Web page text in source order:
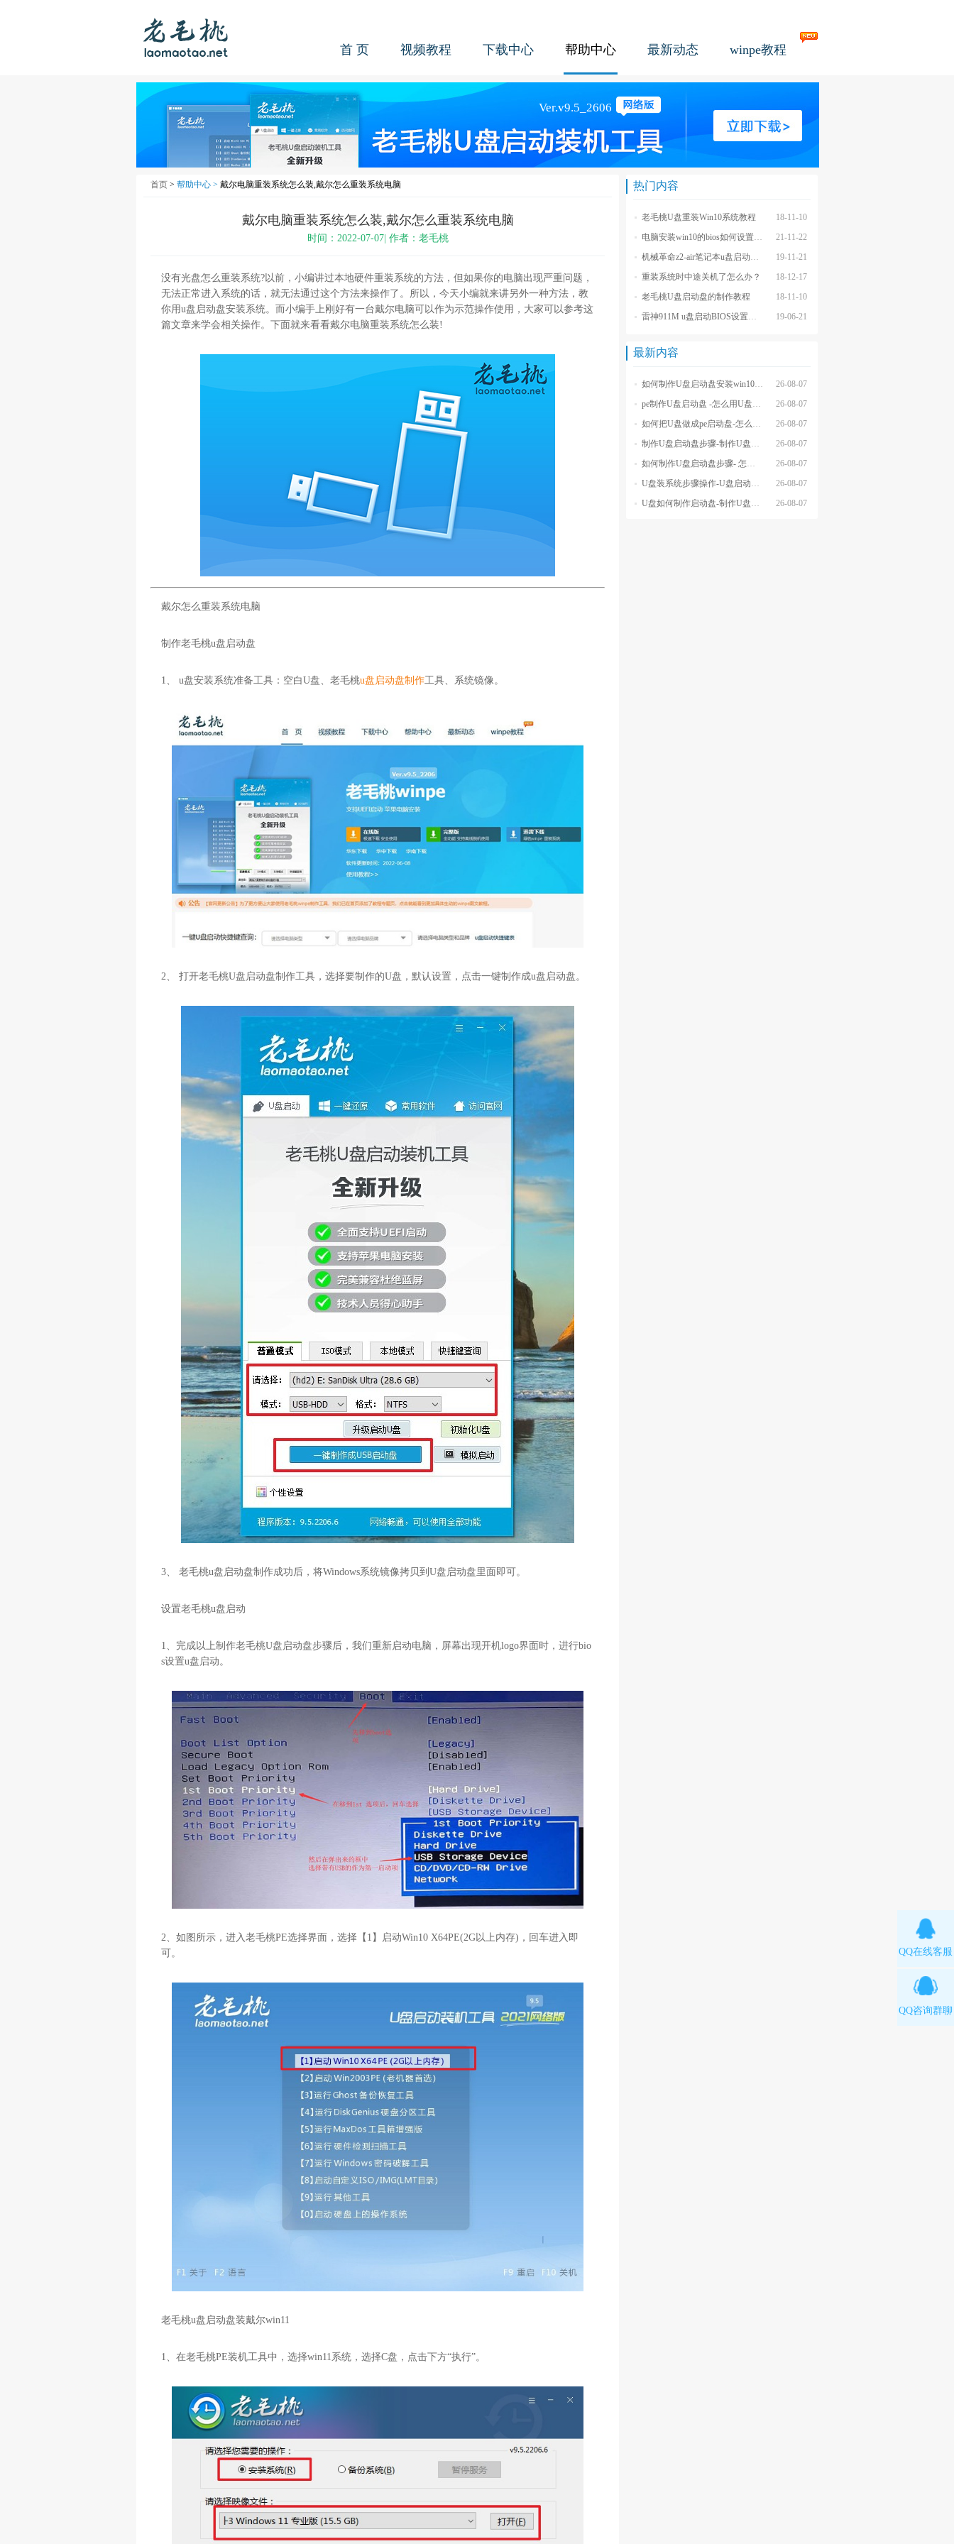
首 页 视频教程 下载中心 帮助中心 最新动态 winpe教程
首页 > 帮助中心 > 戴尔电脑重装系统怎么装,戴尔怎么重装系统电脑
戴尔电脑重装系统怎么装,戴尔怎么重装系统电脑
时间：2022-07-07| 作者：老毛桃
没有光盘怎么重装系统?以前，小编讲过本地硬件重装系统的方法，但如果你的电脑出现严重问题，
无法正常进入系统的话，就无法通过这个方法来操作了。所以，今天小编就来讲另外一种方法，教
你用u盘启动盘安装系统。而小编手上刚好有一台戴尔电脑可以作为示范操作使用，大家可以参考这
篇文章来学会相关操作。下面就来看看戴尔电脑重装系统怎么装!
戴尔怎么重装系统电脑
制作老毛桃u盘启动盘
1、 u盘安装系统准备工具：空白U盘、老毛桃u盘启动盘制作工具、系统镜像。
2、 打开老毛桃U盘启动盘制作工具，选择要制作的U盘，默认设置，点击一键制作成u盘启动盘。
3、 老毛桃u盘启动盘制作成功后，将Windows系统镜像拷贝到U盘启动盘里面即可。
设置老毛桃u盘启动
1、完成以上制作老毛桃U盘启动盘步骤后，我们重新启动电脑，屏幕出现开机logo界面时，进行bio
s设置u盘启动。
2、如图所示，进入老毛桃PE选择界面，选择【1】启动Win10 X64PE(2G以上内存)，回车进入即
可。
老毛桃u盘启动盘装戴尔win11
1、在老毛桃PE装机工具中，选择win11系统，选择C盘，点击下方“执行”。
热门内容
18-11-10
老毛桃U盘重装Win10系统教程
21-11-22
电脑安装win10的bios如何设置u盘图文教程
19-11-21
机械革命z2-air笔记本u盘启动BIOS设置教程
18-12-17
重装系统时中途关机了怎么办？
18-11-10
老毛桃U盘启动盘的制作教程
19-06-21
雷神911M u盘启动BIOS设置教程
最新内容
26-08-07
如何制作U盘启动盘安装win10系统-怎么制作U盘启动盘安装win10系
26-08-07
pe制作U盘启动盘 -怎么用U盘制作pe系统启动盘
26-08-07
如何把U盘做成pe启动盘-怎么把U盘做成pe启动盘
26-08-07
制作U盘启动盘步骤-制作U盘启动盘详细方法
26-08-07
如何制作U盘启动盘步骤- 怎么制作U盘启动盘步骤
26-08-07
U盘装系统步骤操作-U盘启动重装系统步骤
26-08-07
U盘如何制作启动盘-制作U盘启动盘重装
QQ在线客服
QQ咨询群聊